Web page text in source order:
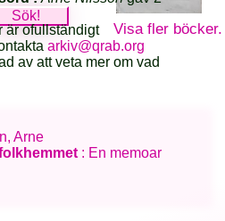
Visa fler böcker.
är ofullständigt
arkiv@qrab.org
av att veta mer om vad
Arne
: En memoar